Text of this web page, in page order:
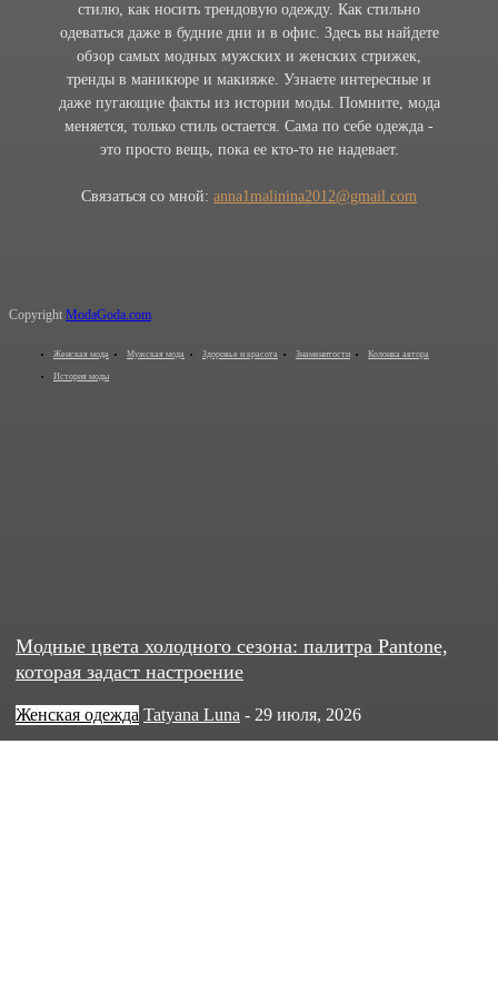
Модные цвета холодного сезона: палитра Pantone,
которая задаст настроение
Женская одежда Tatyana Luna - 29 июля, 2026
стилю, как носить трендовую одежду. Как стильно
одеваться даже в будние дни и в офис. Здесь вы найдете
обзор самых модных мужских и женских стрижек,
тренды в маникюре и макияже. Узнаете интересные и
даже пугающие факты из истории моды. Помните, мода
меняется, только стиль остается. Сама по себе одежда -
это просто вещь, пока ее кто-то не надевает.
Связаться со мной: anna1malinina2012@gmail.com
Copyright ModaGoda.com
Женская мода Мужская мода Здоровье и красота Знаменитости Колонка автора
История моды